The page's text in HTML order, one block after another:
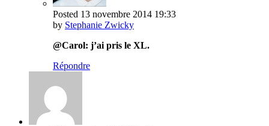
Posted 13 novembre 2014 19:33
by Stephanie Zwicky
@Carol: j’ai pris le XL.
Répondre